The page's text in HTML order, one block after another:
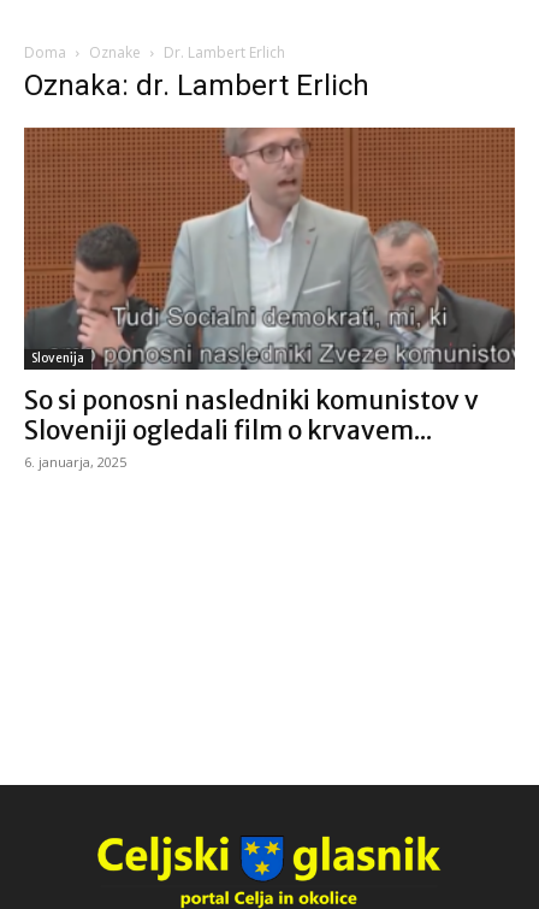
Doma Oznake Dr. Lambert Erlich
Oznaka: dr. Lambert Erlich
Slovenija
So si ponosni nasledniki komunistov v
Sloveniji ogledali film o krvavem...
6. januarja, 2025